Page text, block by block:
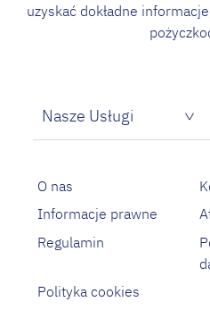
uzyskać dokładne
Nasze Usługi
O nas
Informacje prawne
Regulamin
Polityka cookies